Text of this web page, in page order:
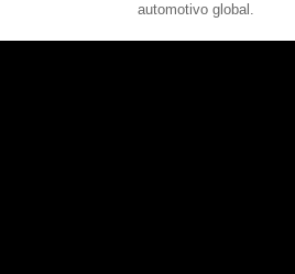
automotivo global.